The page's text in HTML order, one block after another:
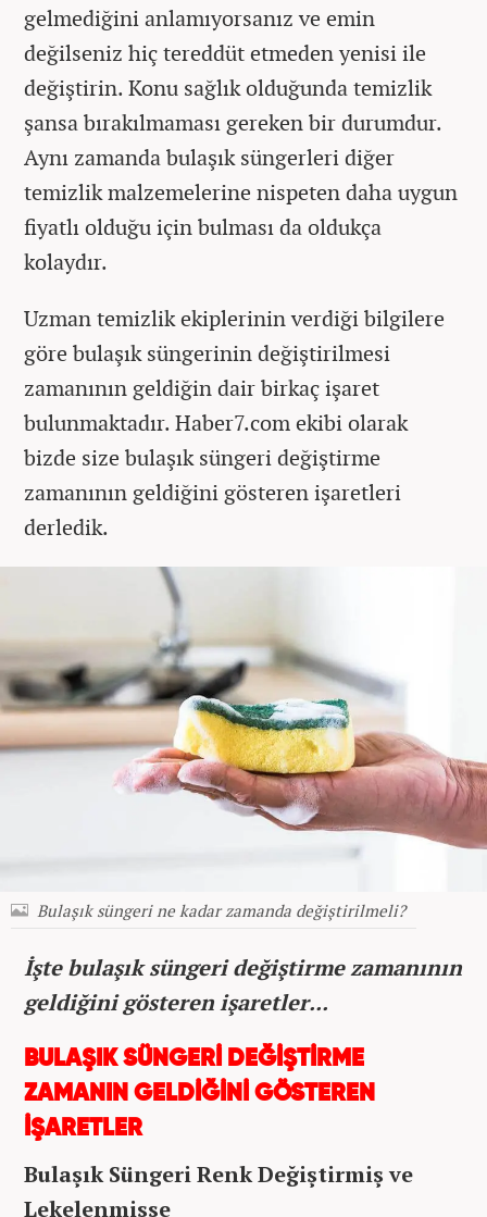
gelmediğini anlamıyorsanız ve emin
değilseniz hiç tereddüt etmeden yenisi ile
değiştirin. Konu sağlık olduğunda temizlik
şansa bırakılmaması gereken bir durumdur.
Aynı zamanda bulaşık süngerleri diğer
temizlik malzemelerine nispeten daha uygun
fiyatlı olduğu için bulması da oldukça
kolaydır.
Uzman temizlik ekiplerinin verdiği bilgilere
göre bulaşık süngerinin değiştirilmesi
zamanının geldiğin dair birkaç işaret
bulunmaktadır. Haber7.com ekibi olarak
bizde size bulaşık süngeri değiştirme
zamanının geldiğini gösteren işaretleri
derledik.
Bulaşık süngeri ne kadar zamanda değiştirilmeli?
İşte bulaşık süngeri değiştirme zamanının
geldiğini gösteren işaretler...
BULAŞIK SÜNGERİ DEĞİŞTİRME
ZAMANIN GELDİĞİNİ GÖSTEREN
İŞARETLER
Bulaşık Süngeri Renk Değiştirmiş ve
Lekelenmişse